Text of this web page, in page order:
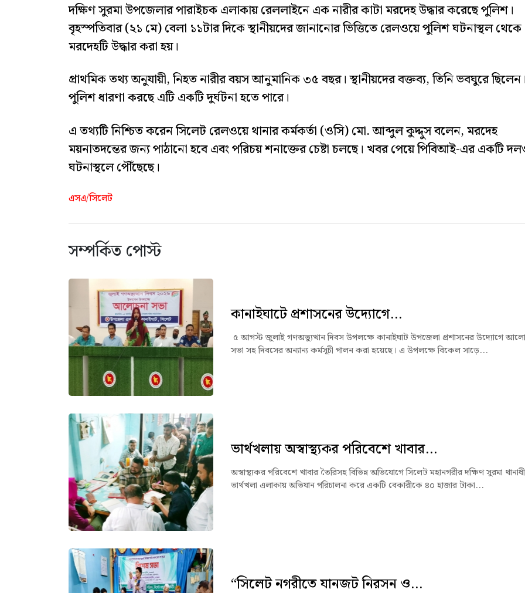
দক্ষিণ সুরমা উপজেলার পারাইচক এলাকায় রেললাইনে এক নারীর কাটা মরদেহ উদ্ধার করেছে পুলিশ।
বৃহস্পতিবার (২১ মে) বেলা ১১টার দিকে স্থানীয়দের জানানোর ভিত্তিতে রেলওয়ে পুলিশ ঘটনাস্থল থেকে
মরদেহটি উদ্ধার করা হয়।
প্রাথমিক তথ্য অনুযায়ী, নিহত নারীর বয়স আনুমানিক ৩৫ বছর। স্থানীয়দের বক্তব্য, তিনি ভবঘুরে ছিলেন।
পুলিশ ধারণা করছে এটি একটি দুর্ঘটনা হতে পারে।
এ তথ্যটি নিশ্চিত করেন সিলেট রেলওয়ে থানার কর্মকর্তা (ওসি) মো. আব্দুল কুদ্দুস বলেন, মরদেহ
ময়নাতদন্তের জন্য পাঠানো হবে এবং পরিচয় শনাক্তের চেষ্টা চলছে। খবর পেয়ে পিবিআই-এর একটি
ঘটনাস্থলে পৌঁছেছে।
এসএ/সিলেট
সম্পর্কিত পোস্ট
কানাইঘাটে প্রশাসনের উদ্যোগে...
৫ আগস্ট জুলাই গণঅভ্যুত্থান দিবস উপলক্ষে কানাইঘাট উপজেলা প্রশাসনের উদ্যোগে
সভা সহ দিবসের অন্যান্য কর্মসূচী পালন করা হয়েছে। এ উপলক্ষে বিকেল সাড়ে...
ভার্থখলায় অস্বাস্থ্যকর পরিবেশে খাবার...
অস্বাস্থ্যকর পরিবেশে খাবার তৈরিসহ বিভিন্ন অভিযোগে সিলেট মহানগরীর দক্ষিণ সুরমা
ভার্থখলা এলাকায় অভিযান পরিচালনা করে একটি বেকারীকে ৪০ হাজার টাকা...
“সিলেট নগরীতে যানজট নিরসন ও...